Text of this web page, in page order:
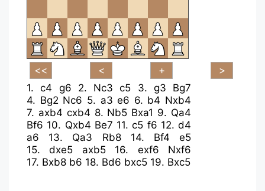
1.c4 g6 2. Nc3 c5 3. g3
Bg7
4. Bg2 Nc6 5. a3 e6 6. b4 Nxb4
7. axb4 cxb4 8. Nb5 Bxa1 9. Qa4
Bf6 10. Qxb4 Be7 11.c5 f6 12. d4
a6
13. Qa3 Rb8 14. Bf4
e5
15.dxe5 axb5 16. exf6
Nxf6
17. Bxb8 b6 18. Bd6 bxc5 19. Bxc5